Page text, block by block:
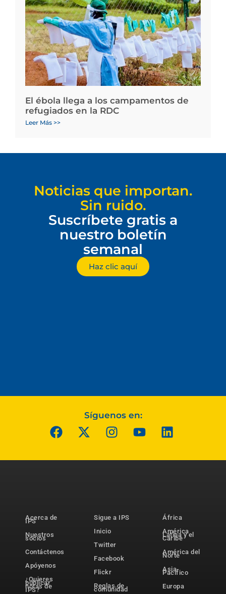
El ébola llega a los campamentos de
refugiados en la RDC
Leer Más >>
Noticias que importan.
Sin ruido.
Suscríbete gratis a
nuestro boletín
semanal
Haz clic aquí
Síguenos en:
Acerca de
IPS
Nuestros
socios
Contáctenos
Apóyenos
¿Quieres
publicar
notas de
IPS?
Sigue a IPS
Inicio
Twitter
Facebook
Flickr
Reglas de
comunidad
África
América
Latina y el
Caribe
América del
Norte
Asia-
Pacífico
Europa